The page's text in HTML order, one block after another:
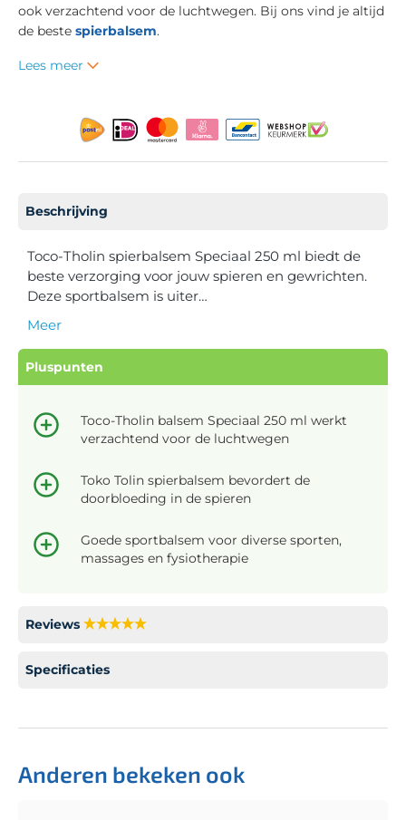
ook verzachtend voor de luchtwegen. Bij ons vind je altijd
de beste spierbalsem.
Lees meer
Beschrijving
Toco-Tholin spierbalsem Speciaal 250 ml biedt de
beste verzorging voor jouw spieren en gewrichten.
Deze sportbalsem is uiter…
Meer
Pluspunten
Toco-Tholin balsem Speciaal 250 ml werkt
verzachtend voor de luchtwegen
Toko Tolin spierbalsem bevordert de
doorbloeding in de spieren
Goede sportbalsem voor diverse sporten,
massages en fysiotherapie
Reviews
Specificaties
Anderen bekeken ook